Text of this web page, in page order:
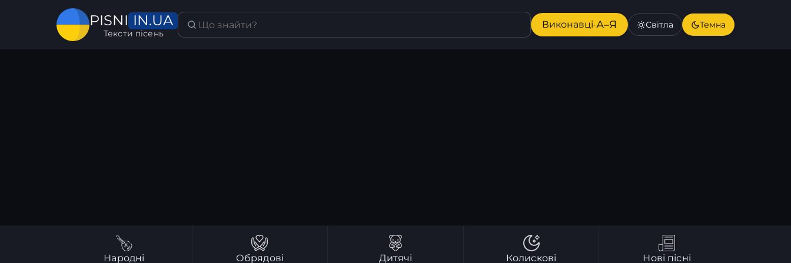
PISNI IN.UA
Тексти пісень
Виконавці·А–Я Світла Темна
Народні Обрядові Дитячі Колискові Нові пісні